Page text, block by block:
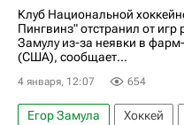
Клуб Национальной
Пингвинз" отстранил от
Замулу из-за неявки в
(США), сообщает...
4 января, 12:07 654
Егор Замула Хоккей